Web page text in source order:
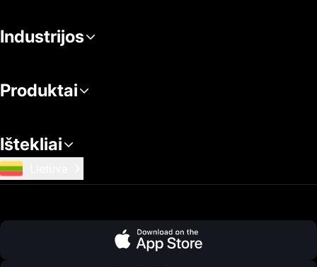
Industrijos
Produktai
Ištekliai